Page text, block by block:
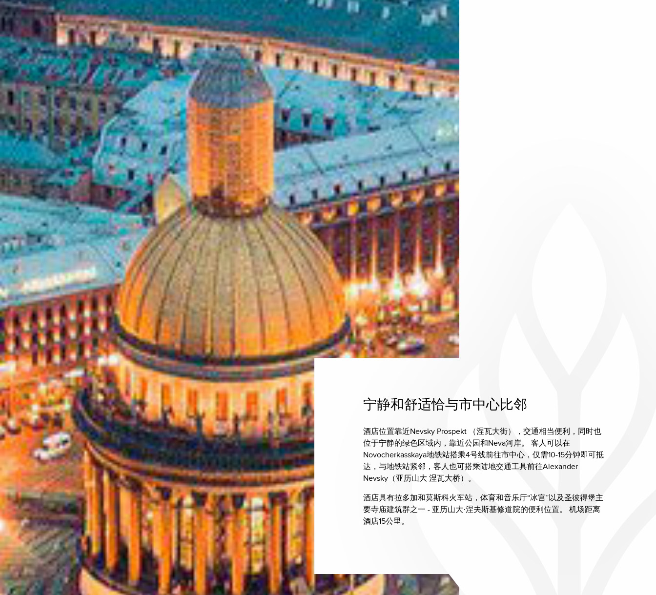
宁静和舒适恰与市中心比邻
酒店位置靠近Nevsky Prospekt （涅瓦大街），交通相当便利，同时也
位于宁静的绿色区域内，靠近公园和Neva河岸。 客人可以在
Novocherkasskaya地铁站搭乘4号线前往市中心，仅需10-15分钟即可抵
达，与地铁站紧邻，客人也可搭乘陆地交通工具前往Alexander
Nevsky（亚历山大 涅瓦大桥）。
酒店具有拉多加和莫斯科火车站，体育和音乐厅“冰宫”以及圣彼得堡主
要寺庙建筑群之一 - 亚历山大·涅夫斯基修道院的便利位置。 机场距离
酒店15公里。